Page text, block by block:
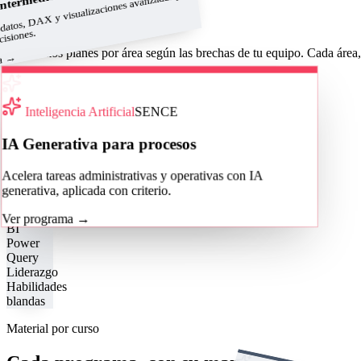
DAX y visualizaciones avanzadas para
→
Inteligencia ArtificialSENCE
IA Generativa para procesos
Acelera tareas administrativas y operativas con IA
generativa, aplicada con criterio.
Ver programa →
Áreas de formación
Diseñamos planes por área según las brechas de tu equipo. Cada
Área
De fórmulas y tablas dinámicas a la
automatización con macros y VBA.
Ver cursos →
Power
BI
Power
Query
Liderazgo
Habilidades
blandas
Material por curso